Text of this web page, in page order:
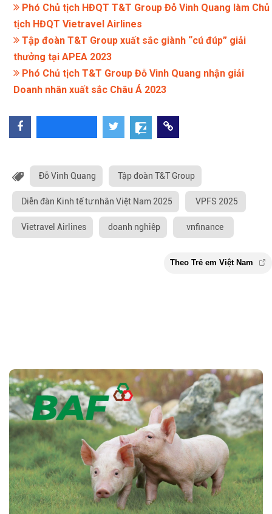
Phó Chủ tịch HĐQT T&T Group Đỗ Vinh Quang làm Chủ
tịch HĐQT Vietravel Airlines
Tập đoàn T&T Group xuất sắc giành “cú đúp” giải
thưởng tại APEA 2023
Phó Chủ tịch T&T Group Đỗ Vinh Quang nhận giải
Doanh nhân xuất sắc Châu Á 2023
Đỗ Vinh Quang Tập đoàn T&T Group
Diễn đàn Kinh tế tư nhân Việt Nam 2025 VPFS 2025
Vietravel Airlines doanh nghiêp vnfinance